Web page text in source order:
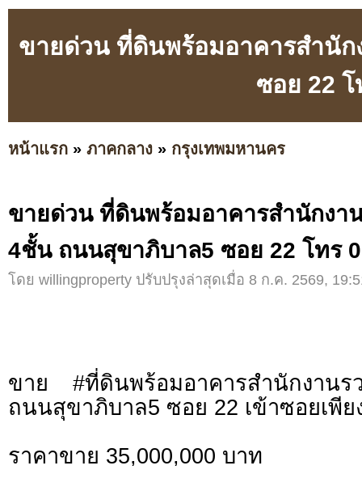
ขายด่วน ที่ดินพร้อมอาคารสำนั
ซอย 22 โ
หน้าแรก » ภาคกลาง » กรุงเทพมหานคร
ขายด่วน ที่ดินพร้อมอาคารสำนักงา
4ชั้น ถนนสุขาภิบาล5 ซอย 22 โทร
โดย willingproperty ปรับปรุงล่าสุดเมื่อ 8 ก.ค. 2569,
ขาย #ที่ดินพร้อมอาคารสำนักงาน
ถนนสุขาภิบาล5 ซอย 22 เข้าซอยเพีย
ราคาขาย 35,000,000 บาท